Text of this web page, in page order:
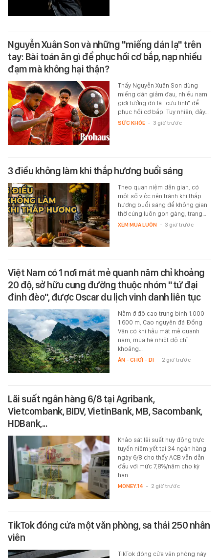
Nguyễn Xuân Son và những "miếng dán lạ" trên
tay: Bài toán ăn gì để phục hồi cơ bắp, nạp nhiều
đạm mà không hại thận?
Thấy Nguyễn Xuân Son dùng
miếng dán giảm đau, nhiều nam
giới tưởng đó là "cứu tinh" để
phục hồi cơ bắp. Tuy nhiên, đây…
SỨC KHỎE - 3 giờ trước
3 điều không làm khi thắp hương buổi sáng
Theo quan niệm dân gian, có
một số việc nên tránh khi thắp
hương buổi sáng để không gian
thờ cúng luôn gọn gàng, trang…
XEM MUA LUÔN - 3 giờ trước
Việt Nam có 1 nơi mát mẻ quanh năm chỉ khoảng
20 độ, sở hữu cung đường thuộc nhóm "tứ đại
đỉnh đèo", được Oscar du lịch vinh danh liên tục
Nằm ở độ cao trung bình 1.000-
1.600 m, Cao nguyên đá Đồng
Văn có khí hậu mát mẻ quanh
năm, mùa hè nhiệt độ chỉ
khoảng…
ĂN - CHƠI - ĐI - 2 giờ trước
Lãi suất ngân hàng 6/8 tại Agribank,
Vietcombank, BIDV, VietinBank, MB, Sacombank,
HDBank,...
Khảo sát lãi suất huy động trực
tuyến niêm yết tại 34 ngân hàng
ngày 6/8 cho thấy ACB vẫn dẫn
đầu với mức 7,8%/năm cho kỳ
hạn…
MONEY.14 - 2 giờ trước
TikTok đóng cửa một văn phòng, sa thải 250 nhân
viên
TikTok đóng cửa văn phòng này